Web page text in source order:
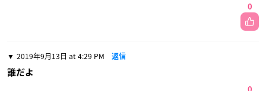
0
2019年9月13日 at 4:29 PM 返信
誰だよ
0